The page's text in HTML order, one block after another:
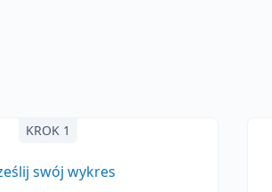
KROK 1
swój wykres